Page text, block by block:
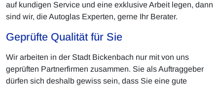
auf kundigen Service und eine exklusive Arbeit legen, dann
sind wir, die Autoglas Experten, gerne Ihr Berater.
Geprüfte Qualität für Sie
Wir arbeiten in der Stadt Bickenbach nur mit von uns
geprüften Partnerfirmen zusammen. Sie als Auftraggeber
dürfen sich deshalb gewiss sein, dass Sie eine gute